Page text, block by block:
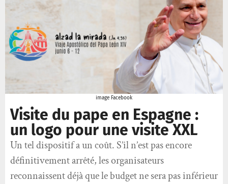
image Facebook
Visite du pape en Espagne :
un logo pour une visite XXL
Un tel dispositif a un coût. S’il n’est pas encore
définitivement arrêté, les organisateurs
reconnaissent déjà que le budget ne sera pas inférieur